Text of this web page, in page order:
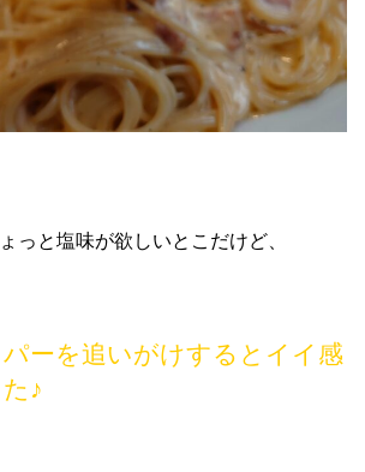
っと塩味が欲しいとこだけど、
ーを追いがけするとイイ感
♪